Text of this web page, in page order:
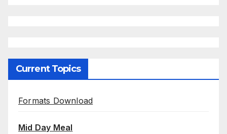
Current Topics
Formats Download
Mid Day Meal